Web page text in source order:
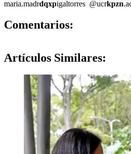
maria.madrdqxpigaltorres @ucrkpzn
Comentarios:
Artículos Similares: